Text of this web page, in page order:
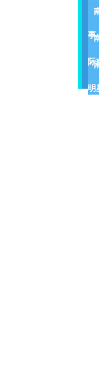
事
际
明